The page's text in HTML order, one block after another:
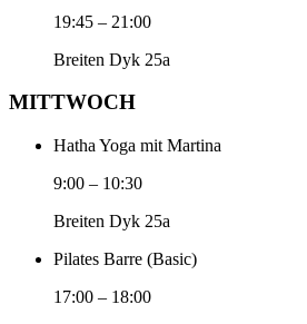
19:45 – 21:00
Breiten Dyk 25a
MITTWOCH
Hatha Yoga mit Martina
9:00 – 10:30
Breiten Dyk 25a
Pilates Barre (Basic)
17:00 – 18:00